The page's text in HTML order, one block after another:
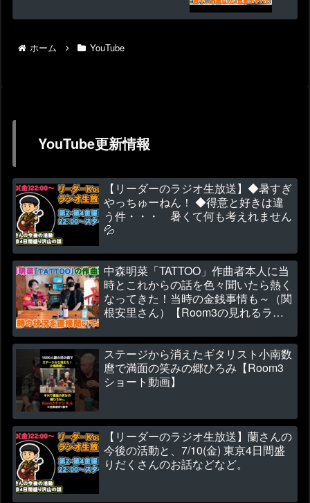
ホーム YouTube
YouTube更新情報
【リーダーのラジオ生放送】◆暑すぎ
やっちゅーねん！ ◆得意と好きは違
う件・・・ 暑くて何も考えれません
💦
中森明菜「TATTOO」作曲者本人に当
時とこれからの話を色々聞いたら熱く
なってきた！当時の金銭事情も～（関
根安里さん）【Room3の見れるラジ
ステージから消えたギタリスト小南数
麿で満面の笑みの郷ひろみ【Room3
ショート動画】
【リーダーのラジオ生放送】蘭さんの
今後の活動と、7/10(金) 東京4日間盛
りだくさんのお話などなど。